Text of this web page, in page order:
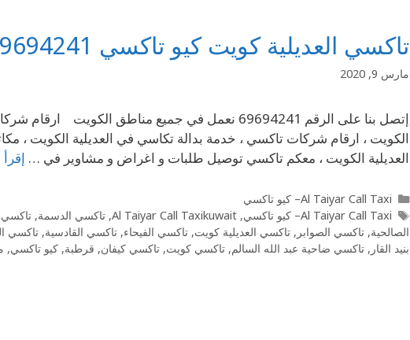
تاكسي العديلية كويت كيو تاكسي 69694241
مارس 9, 2020
إتصل بنا على الرقم 69694241 نعمل في جميع مناطق
الكويت ، ارقام شركات تاكسي ، خدمة بدالة تكاسي في العديلية الكويت ،
العديلية الكويت ، معكم تاكسي توصيل طلبات و اغراض و مشاوير في …
Al Taiyar Call Taxi– كيو تاكسي
Al Taiyar Call Taxi– كيو تاكسي
,
Al Taiyar Call Taxikuwait
, تاكسي الدسمة, تاكسي
الصالحية, تاكسي الصوابر , تاكسي العديلية كويت, تاكسي الفيحاء, تاكسي القادسية, تاكسي
بنيد القار , تاكسي ضاحية عبد الله السالم, تاكسي كويت, تاكسي كيفان, قرطبة, كيو تاكسي,